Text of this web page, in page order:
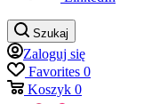
Szukaj
Zaloguj się
Favorites 0
Koszyk 0